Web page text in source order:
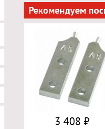
Рекомендуем
3 408 ₽